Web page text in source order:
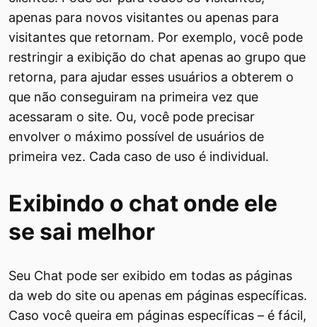
apenas para novos visitantes ou apenas para
visitantes que retornam. Por exemplo, você pode
restringir a exibição do chat apenas ao grupo que
retorna, para ajudar esses usuários a obterem o
que não conseguiram na primeira vez que
acessaram o site. Ou, você pode precisar
envolver o máximo possível de usuários de
primeira vez. Cada caso de uso é individual.
Exibindo o chat onde ele
se sai melhor
Seu Chat pode ser exibido em todas as páginas
da web do site ou apenas em páginas específicas.
Caso você queira em páginas específicas – é fácil,